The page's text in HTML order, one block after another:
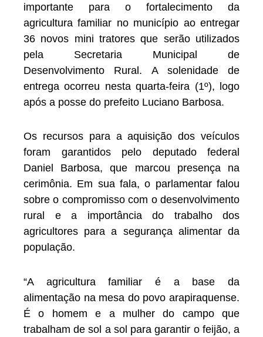
importante para o fortalecimento da
agricultura familiar no município ao entregar
36 novos mini tratores que serão utilizados
pela Secretaria Municipal de
Desenvolvimento Rural. A solenidade de
entrega ocorreu nesta quarta-feira (1º), logo
após a posse do prefeito Luciano Barbosa.
Os recursos para a aquisição dos veículos
foram garantidos pelo deputado federal
Daniel Barbosa, que marcou presença na
cerimônia. Em sua fala, o parlamentar falou
sobre o compromisso com o desenvolvimento
rural e a importância do trabalho dos
agricultores para a segurança alimentar da
população.
“A agricultura familiar é a base da
alimentação na mesa do povo arapiraquense.
É o homem e a mulher do campo que
trabalham de sol a sol para garantir o feijão, a